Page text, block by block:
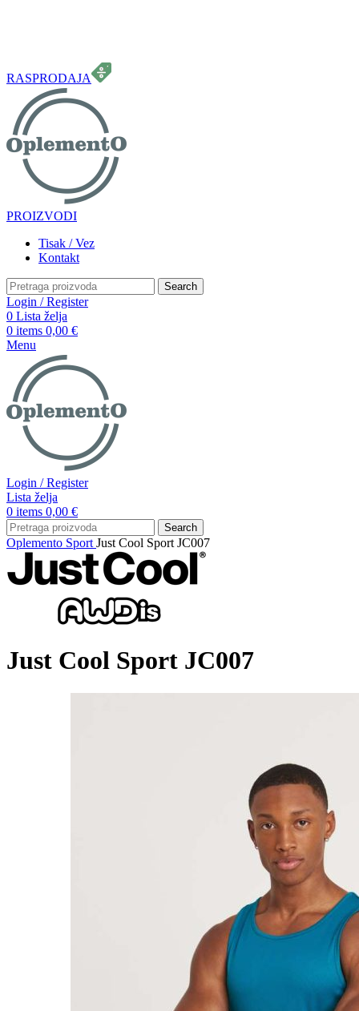
RASPRODAJA
PROIZVODI
Tisak / Vez
Kontakt
Search
Login / Register
0 Lista želja
0 items 0,00 €
Menu
Login / Register
Lista želja
0 items 0,00 €
Search
Oplemento Sport Just Cool Sport JC007
Just Cool Sport JC007